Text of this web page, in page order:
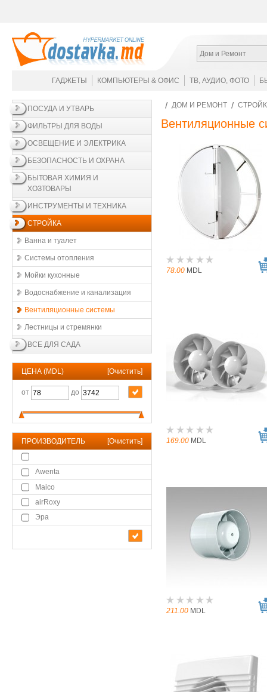
Дом и Ремонт
ГАДЖЕТЫ КОМПЬЮТЕРЫ & ОФИС ТВ, АУДИО, ФОТО
ПОСУДА И УТВАРЬ
ФИЛЬТРЫ ДЛЯ ВОДЫ
ОСВЕЩЕНИЕ И ЭЛЕКТРИКА
БЕЗОПАСНОСТЬ И ОХРАНА
БЫТОВАЯ ХИМИЯ И
ХОЗТОВАРЫ
ИНСТРУМЕНТЫ И ТЕХНИКА
СТРОЙКА
Ванна и туалет
Системы отопления
Мойки кухонные
Водоснабжение и канализация
Вентиляционные системы
Лестницы и стремянки
ВСЕ ДЛЯ САДА
ЦЕНА (MDL) [Очистить]
от до
ПРОИЗВОДИТЕЛЬ [Очистить]
Awenta
Maico
airRoxy
Эра
ДОМ И РЕМОНТ
Вентиляционные
78.00 MDL
169.00 MDL
211.00 MDL